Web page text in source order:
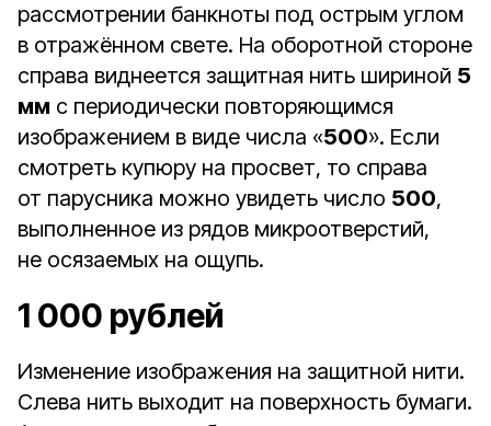
рассмотрении банкноты под острым углом
в отражённом свете. На оборотной стороне
справа виднеется защитная нить шириной 5
мм с периодически повторяющимся
изображением в виде числа «500». Если
смотреть купюру на просвет, то справа
от парусника можно увидеть число 500,
выполненное из рядов микроотверстий,
не осязаемых на ощупь.
1 000 рублей
Изменение изображения на защитной нити.
Слева нить выходит на поверхность бумаги.